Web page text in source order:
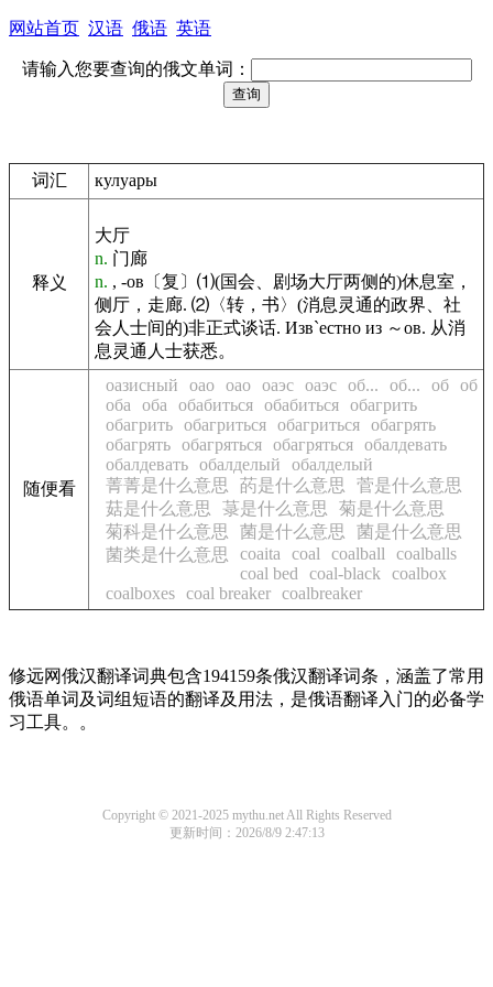
网站首页 汉语 俄语 英语
请输入您要查询的俄文单词：
词汇 кулуары
释义
大厅
n. 门廊
n. , -ов〔复〕⑴(国会、剧场大厅两侧的)休息室，
侧厅，走廊. ⑵〈转，书〉(消息灵通的政界、社
会人士间的)非正式谈话. Изв`естно из ～ов. 从消
息灵通人士获悉。
随便看
оазисный оао оао оаэс оаэс об... об... об об
оба
оба обабиться обабиться обагрить
обагрить обагриться обагриться обагрять
обагрять обагряться обагряться обалдевать
обалдевать обалделый
обалделый
菁菁是什么意思
菂是什么意思
菅是什么意思
菇是什么意思
菉是什么意思
菊是什么意思
菊科是什么意思
菌是什么意思
菌是什么意思
菌类是什么意思
coaita coal coalball
coalballs
coal bed
coal-black
coalbox
coalboxes coal breaker coalbreaker
修远网俄汉翻译词典包含194159条俄汉翻译词条，涵盖了常用
俄语单词及词组短语的翻译及用法，是俄语翻译入门的必备学
习工具。。
Copyright © 2021-2025 mythu.net All Rights Reserved
更新时间：2026/8/9 2:47:13